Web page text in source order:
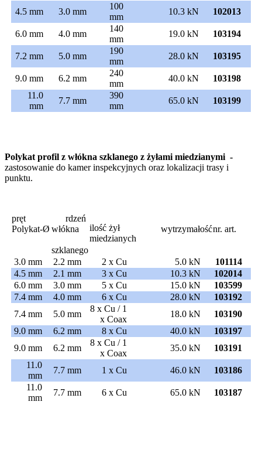
4.5 mm
3.0 mm
100
mm
10.3 kN 102013
6.0 mm 4.0 mm
140
mm
19.0 kN 103194
7.2 mm 5.0 mm
190
mm
28.0 kN 103195
9.0 mm 6.2 mm
240
mm
40.0 kN
103198
11.0
mm
7.7 mm
390
mm
65.0 kN 103199
Polykat profil z włókna szklanego z żyłami miedzianymi -
zastosowanie do kamer inspekcyjnych oraz lokalizacji trasy i
punktu.
pręt
Polykat-Ø
rdzeń
włókna
szklanego
ilość żył
miedzianych
wytrzymałośćnr. art.
3.0 mm 2.2 mm 2 x Cu 5.0 kN
101114
4.5 mm
2.1 mm 3 x Cu 10.3 kN
102014
6.0 mm
3.0 mm 5 x Cu 15.0 kN
103599
7.4 mm
4.0 mm 6 x Cu 28.0 kN
103192
7.4 mm
5.0 mm
8 x Cu / 1
x Coax
18.0 kN
103190
9.0 mm
6.2 mm 8 x Cu 40.0 kN
103197
9.0 mm
6.2 mm
8 x Cu / 1
x Coax
35.0 kN
103191
11.0
mm
7.7 mm 1 x Cu 46.0 kN
103186
11.0
mm
7.7 mm 6 x Cu 65.0 kN 103187